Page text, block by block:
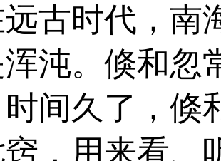
古时代，南
沌。倏和忽
间久了，倏
，用来看、